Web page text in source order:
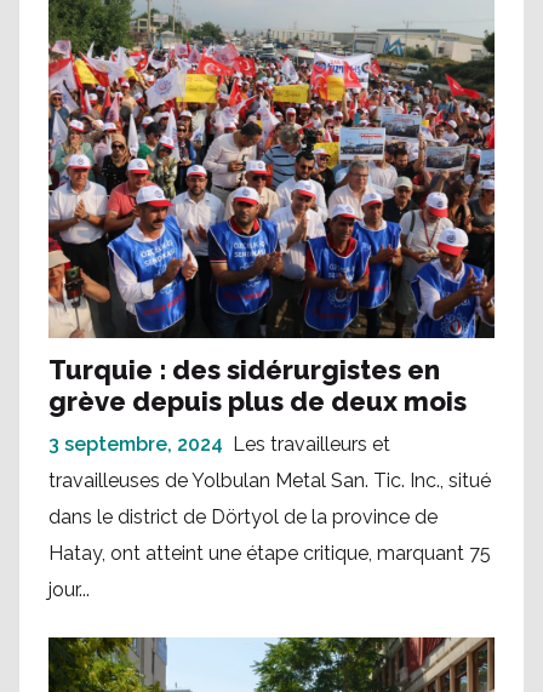
Turquie : des sidérurgistes en
grève depuis plus de deux mois
3 septembre, 2024 Les travailleurs et
travailleuses de Yolbulan Metal San. Tic. Inc., situé
dans le district de Dörtyol de la province de
Hatay, ont atteint une étape critique, marquant 75
jour...